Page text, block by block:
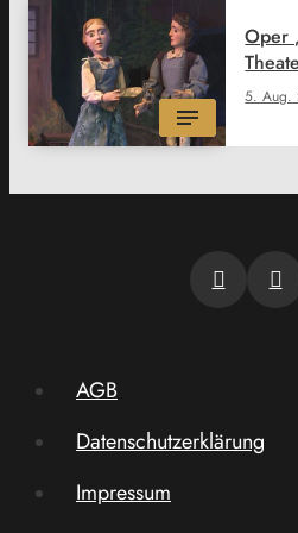
5. Aug.
Oper
AGB
Datenschutzerklärung
Impressum